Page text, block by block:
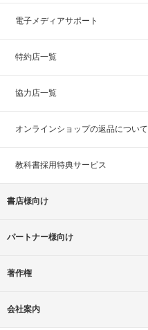
電子メディアサポート
特約店一覧
協力店一覧
オンラインショップの返品について
教科書採用特典サービス
書店様向け
パートナー様向け
著作権
会社案内